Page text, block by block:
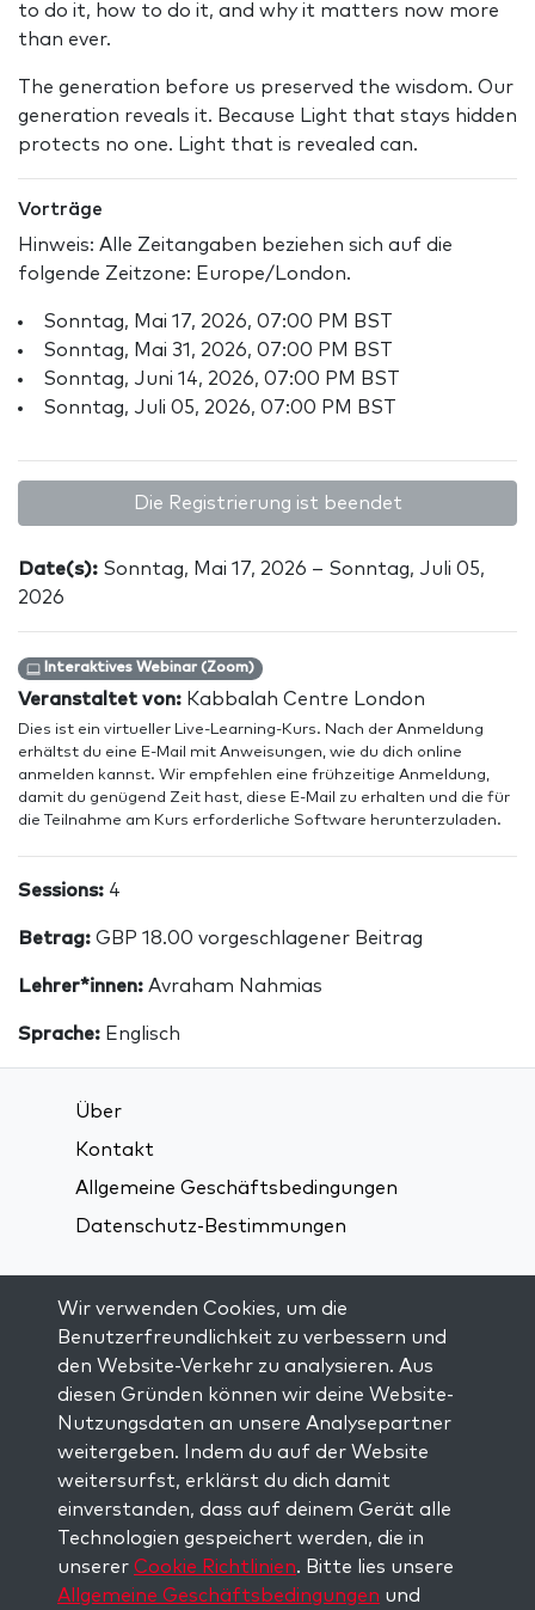
to do it, how to do it, and why it matters now more
than ever.
The generation before us preserved the wisdom. Our
generation reveals it. Because Light that stays hidden
protects no one. Light that is revealed can.
Vorträge
Hinweis: Alle Zeitangaben beziehen sich auf die
folgende Zeitzone: Europe/London.
Sonntag, Mai 17, 2026, 07:00 PM BST
Sonntag, Mai 31, 2026, 07:00 PM BST
Sonntag, Juni 14, 2026, 07:00 PM BST
Sonntag, Juli 05, 2026, 07:00 PM BST
Die Registrierung ist beendet
Date(s): Sonntag, Mai 17, 2026 – Sonntag, Juli 05,
2026
Interaktives Webinar (Zoom)
Veranstaltet von: Kabbalah Centre London
Dies ist ein virtueller Live-Learning-Kurs. Nach der Anmeldung
erhältst du eine E-Mail mit Anweisungen, wie du dich online
anmelden kannst. Wir empfehlen eine frühzeitige Anmeldung,
damit du genügend Zeit hast, diese E-Mail zu erhalten und die für
die Teilnahme am Kurs erforderliche Software herunterzuladen.
Sessions: 4
Betrag: GBP 18.00 vorgeschlagener Beitrag
Lehrer*innen: Avraham Nahmias
Sprache: Englisch
Über
Kontakt
Allgemeine Geschäftsbedingungen
Datenschutz-Bestimmungen
Verbindung über soziale Medien:
Visit kabbalah master classes
AUF DEM LAUFENDEN BLEIBEN
Trage dich in unsere Mailingliste ein und
erhalte wöchentlich neue Anregungen in
deinem Posteingang.
Anmelden
Wir verwenden Cookies, um die
Benutzerfreundlichkeit zu verbessern und
den Website-Verkehr zu analysieren. Aus
diesen Gründen können wir deine Website-
Nutzungsdaten an unsere Analysepartner
weitergeben. Indem du auf der Website
weitersurfst, erklärst du dich damit
einverstanden, dass auf deinem Gerät alle
Technologien gespeichert werden, die in
unserer Cookie Richtlinien. Bitte lies unsere
Allgemeine Geschäftsbedingungen und